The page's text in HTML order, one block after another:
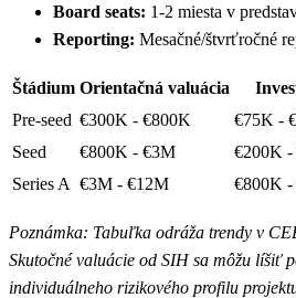
Board seats: 1-2 miesta v
Reporting: Mesačné/štvrťročné
Štádium Orientačná valuácia
Pre-seed €300K - €800K €75K -
Seed
€800K - €3M €200K
Series A €3M - €12M €800K
Poznámka: Tabuľka odráža trendy v
Skutočné valuácie od SIH sa môžu líšiť
individuálneho rizikového profilu